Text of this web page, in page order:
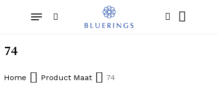
account
Menu
Cart Close
74
Home Product Maat 74